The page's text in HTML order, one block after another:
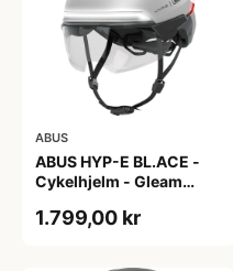
ABUS
ABUS HYP-E BL.ACE -
Cykelhjelm - Gleam
1.799,00 kr